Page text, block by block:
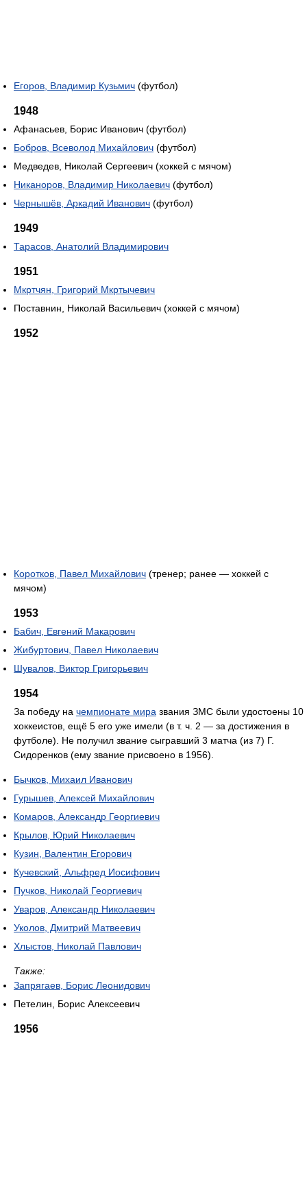
Егоров, Владимир Кузьмич (футбол)
1948
Афанасьев, Борис Иванович (футбол)
Бобров, Всеволод Михайлович (футбол)
Медведев, Николай Сергеевич (хоккей с мячом)
Никаноров, Владимир Николаевич (футбол)
Чернышёв, Аркадий Иванович (футбол)
1949
Тарасов, Анатолий Владимирович
1951
Мкртчян, Григорий Мкртычевич
Поставнин, Николай Васильевич (хоккей с мячом)
1952
Коротков, Павел Михайлович (тренер; ранее — хоккей с
мячом)
1953
Бабич, Евгений Макарович
Жибуртович, Павел Николаевич
Шувалов, Виктор Григорьевич
1954
За победу на чемпионате мира звания ЗМС были удостоены 10
хоккеистов, ещё 5 его уже имели (в т. ч. 2 — за достижения в
футболе). Не получил звание сыгравший 3 матча (из 7) Г.
Сидоренков (ему звание присвоено в 1956).
Бычков, Михаил Иванович
Гурышев, Алексей Михайлович
Комаров, Александр Георгиевич
Крылов, Юрий Николаевич
Кузин, Валентин Егорович
Кучевский, Альфред Иосифович
Пучков, Николай Георгиевич
Уваров, Александр Николаевич
Уколов, Дмитрий Матвеевич
Хлыстов, Николай Павлович
Также:
Запрягаев, Борис Леонидович
Петелин, Борис Алексеевич
1956